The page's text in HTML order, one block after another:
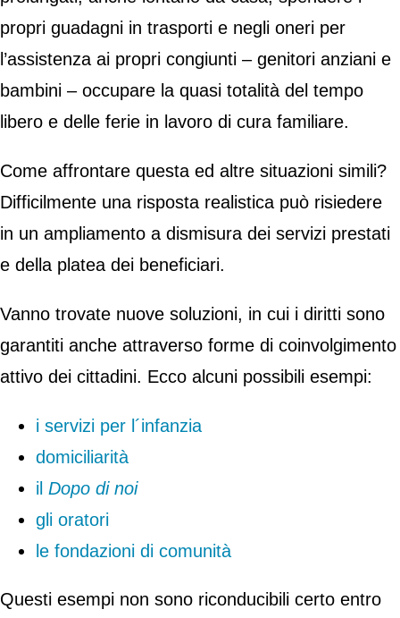
propri guadagni in trasporti e negli oneri per
l’assistenza ai propri congiunti – genitori anziani e
bambini – occupare la quasi totalità del tempo
libero e delle ferie in lavoro di cura familiare.
Come affrontare questa ed altre situazioni simili?
Difficilmente una risposta realistica può risiedere
in un ampliamento a dismisura dei servizi prestati
e della platea dei beneficiari.
Vanno trovate nuove soluzioni, in cui i diritti sono
garantiti anche attraverso forme di coinvolgimento
attivo dei cittadini. Ecco alcuni possibili esempi:
i servizi per l´infanzia
domiciliarità
il Dopo di noi
gli oratori
le fondazioni di comunità
Questi esempi non sono riconducibili certo entro